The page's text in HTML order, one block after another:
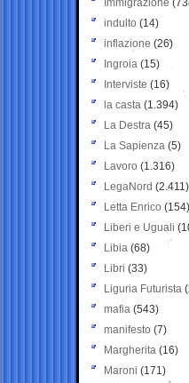
Immigrazione
indulto (14)
inflazione (26)
Ingroia (15)
Interviste (16)
la casta (1.394)
La Destra (45)
La Sapienza (5)
Lavoro (1.316)
LegaNord (2.411)
Letta Enrico (154)
Liberi e Uguali
Libia (68)
Libri (33)
Liguria Futurista
mafia (543)
manifesto (7)
Margherita (16)
Maroni (171)